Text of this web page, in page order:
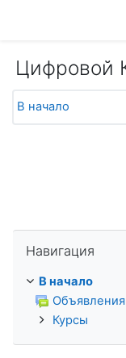
Цифровой
В начало
Навигация
В начало
Объявления
Курсы